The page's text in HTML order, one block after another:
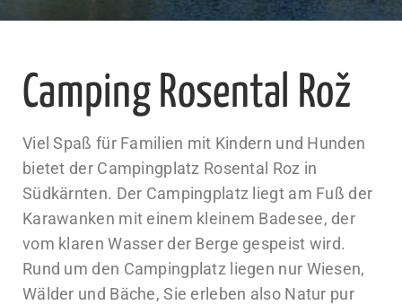
Camping Rosental Rož
Viel Spaß für Familien mit Kindern und Hunden
bietet der Campingplatz Rosental Roz in
Südkärnten. Der Campingplatz liegt am Fuß der
Karawanken mit einem kleinem Badesee, der
vom klaren Wasser der Berge gespeist wird.
Rund um den Campingplatz liegen nur Wiesen,
Wälder und Bäche, Sie erleben also Natur pur